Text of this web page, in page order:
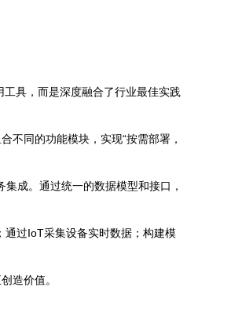
具，而是深度融合了行业最佳实践
不同的功能模块，实现“按需部署，
成。通过统一的数据模型和接口，
通过IoT采集设备实时数据；构建模
造价值。